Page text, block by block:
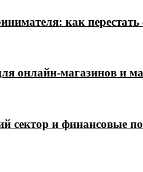
как
онлайн‑магазинов и
сектор и финансовые